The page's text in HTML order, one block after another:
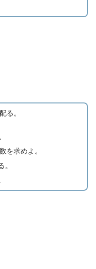
る。
を求めよ。
。